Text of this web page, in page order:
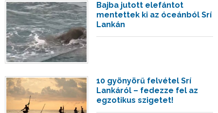
Bajba jutott elefántot
mentettek ki az óceánból Srí
Lankán
10 gyönyörű felvétel Srí
Lankáról – fedezze fel az
egzotikus szigetet!